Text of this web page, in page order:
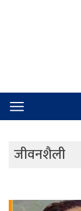
जीवनशैली